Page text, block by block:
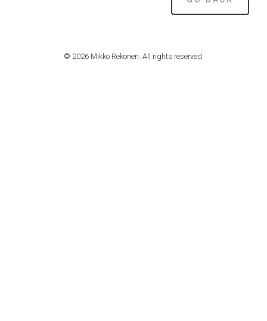
© 2026 Mikko Rekonen. All rights reserved.